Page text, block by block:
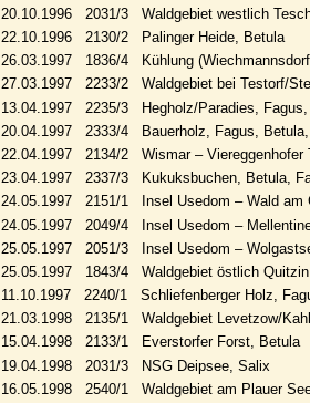
20.10.1996 2031/3 Waldgebiet westlich
22.10.1996 2130/2 Palinger Heide, Betula
26.03.1997 1836/4 Kühlung
27.03.1997 2233/2 Waldgebiet bei Testorf/
13.04.1997 2235/3 Hegholz/Paradies, Fagus,
20.04.1997 2333/4 Bauerholz, Fagus, Betula,
22.04.1997 2134/2 Wismar – Viereggenhofer
23.04.1997 2337/3 Kukuksbuchen, Betula,
24.05.1997 2151/1 Insel Usedom – Wald am
24.05.1997 2049/4 Insel Usedom –
25.05.1997 2051/3 Insel Usedom –
25.05.1997 1843/4 Waldgebiet östlich Quitzin
11.10.1997 2240/1 Schliefenberger Holz,
21.03.1998 2135/1 Waldgebiet Levetzow/
15.04.1998 2133/1 Everstorfer Forst, Betula
19.04.1998 2031/3 NSG Deipsee, Salix
16.05.1998 2540/1 Waldgebiet am Plauer